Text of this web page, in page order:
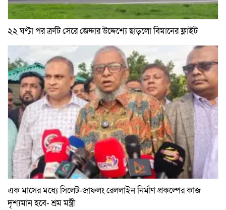
২২ ঘণ্টা পর ত্রুটি সেরে জেদ্দার উদ্দেশ্যে ছাড়লো বিমানের ফ্লাইট
এক মাসের মধ্যে সিলেট-জাফলং রেললাইন নির্মাণ প্রকল্পের কাজ
দৃশ্যমান হবে- শ্রম মন্ত্রী